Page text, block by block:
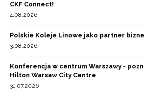
CKF Connect!
4.08.2026
Polskie Koleje Linowe jako partner
3.08.2026
Konferencja w centrum Warszawy -
Hilton Warsaw City Centre
31.07.2026